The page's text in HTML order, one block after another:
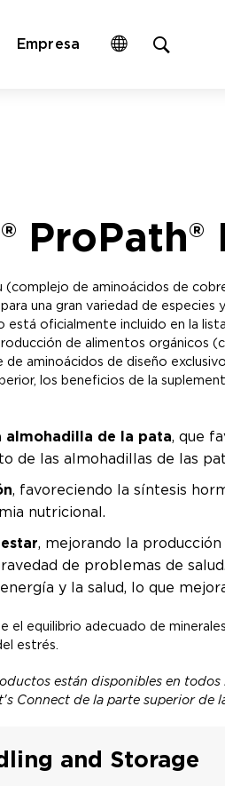
Empresa
ProPath®
(complejo de aminoácidos de
una gran variedad de
oficialmente incluido en la
de alimentos orgánicos
aminoácidos de diseño
los beneficios de la
almohadilla de la pata, que
de las almohadillas de las
, favoreciendo la síntesis
nutricional.
, mejorando la
de problemas de
y la salud, lo que
el equilibrio adecuado de
estrés.
están disponibles en
Connect de la parte superior de
and Storage